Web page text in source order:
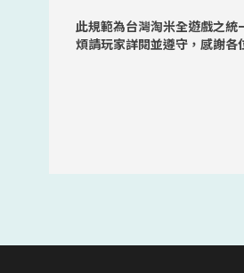
此規範為台灣淘米全遊戲之統
煩請玩家詳閱並遵守，感謝